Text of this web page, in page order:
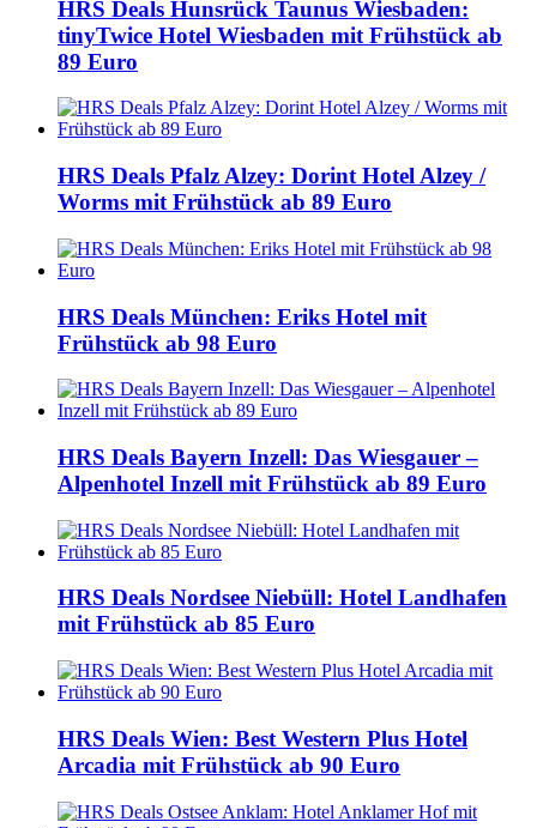
HRS Deals Hunsrück Taunus Wiesbaden:
tinyTwice Hotel Wiesbaden mit Frühstück ab
89 Euro
HRS Deals Pfalz Alzey: Dorint Hotel Alzey /
Worms mit Frühstück ab 89 Euro
HRS Deals München: Eriks Hotel mit
Frühstück ab 98 Euro
HRS Deals Bayern Inzell: Das Wiesgauer –
Alpenhotel Inzell mit Frühstück ab 89 Euro
HRS Deals Nordsee Niebüll: Hotel Landhafen
mit Frühstück ab 85 Euro
HRS Deals Wien: Best Western Plus Hotel
Arcadia mit Frühstück ab 90 Euro